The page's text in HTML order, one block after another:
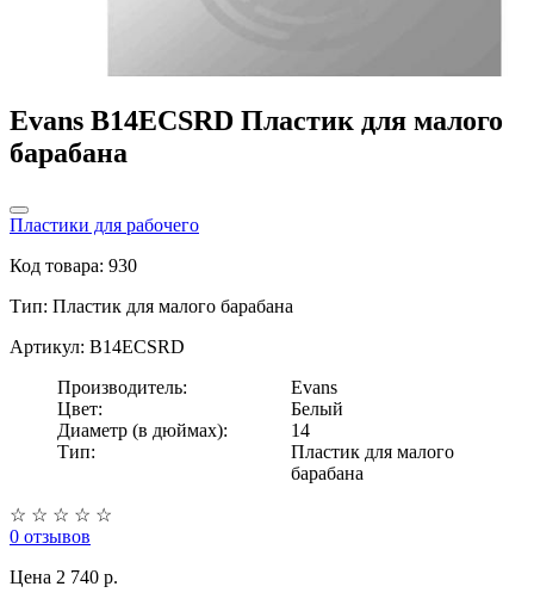
Evans B14ECSRD Пластик для малого
барабана
Пластики для рабочего
Код товара: 930
Тип: Пластик для малого барабана
Артикул: B14ECSRD
Производитель:
Evans
Цвет:
Белый
Диаметр (в дюймах):
14
Тип:
Пластик для малого
барабана
☆ ☆ ☆ ☆ ☆
0 отзывов
Цена 2 740 p.